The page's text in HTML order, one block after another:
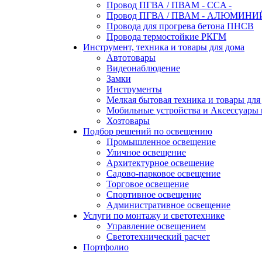
Провод ПГВА / ПВАМ - CCA -
Провод ПГВА / ПВАМ -
Провода для прогрева бетона ПНСВ
Провода термостойкие РКГМ
Инструмент, техника и товары для дома
Автотовары
Видеонаблюдение
Замки
Инструменты
Мелкая бытовая техника и товары для
Мобильные устройства и Аксессуары
Хозтовары
Подбор решений по освещению
Промышленное освещение
Уличное освещение
Архитектурное освещение
Садово-парковое освещение
Торговое освещение
Спортивное освещение
Административное освещение
Услуги по монтажу и светотехнике
Управление освещением
Светотехнический расчет
Портфолио